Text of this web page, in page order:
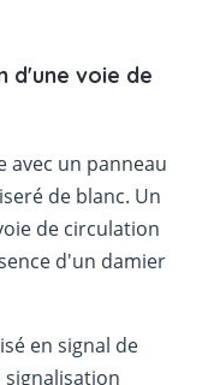
d'une voie de
avec un panneau
de blanc. Un
de circulation
d'un damier
en signal de